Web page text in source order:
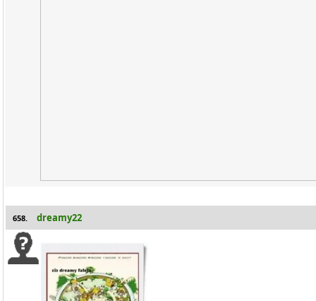
658. dreamy22